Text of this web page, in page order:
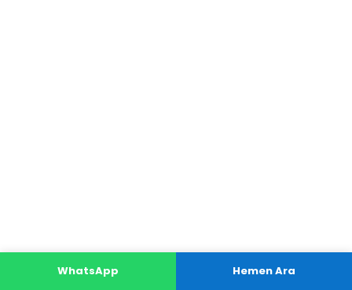
WhatsApp Hemen Ara